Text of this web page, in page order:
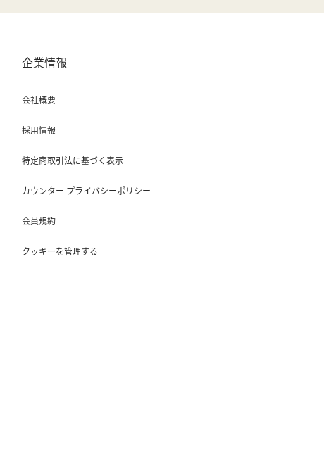
企業情報
会社概要
採用情報
特定商取引法に基づく表示
カウンター プライバシーポリシー
会員規約
クッキーを管理する